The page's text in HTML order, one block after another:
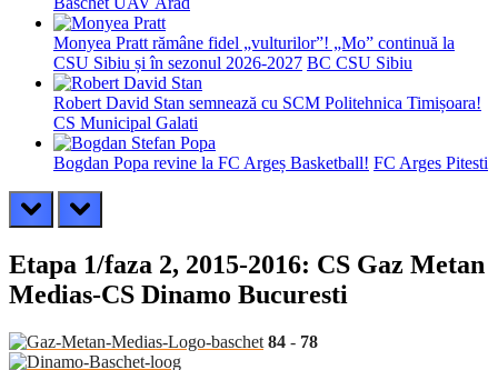
Monyea Pratt rămâne fidel „vulturilor”! „Mo” continuă la
CSU Sibiu și în sezonul 2026-2027 BC CSU Sibiu
Robert David Stan semnează cu SCM Politehnica Timișoara!
CS Municipal Galati
Bogdan Popa revine la FC Argeș Basketball! FC Arges Pitesti
prev next
Etapa 1/faza 2, 2015-2016: CS Gaz Metan
Medias-CS Dinamo Bucuresti
84 - 78